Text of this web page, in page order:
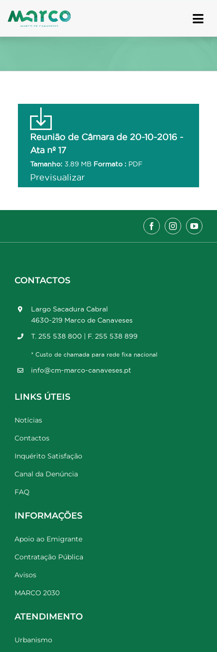
to
Reunião de Câmara de 20-10-2016 -
Ata nº 17
Tamanho: 3.89 MB Formato : PDF
Previsualizar
CONTACTOS
Largo Sacadura Cabral
4630-219 Marco de Canaveses
T. 255 538 800 | F. 255 538 899
* Custo de chamada para rede fixa nacional
info@cm-marco-canaveses.pt
LINKS ÚTEIS
Notícias
Contactos
Inquérito Satisfação
Canal da Denúncia
FAQ
INFORMAÇÕES
Apoio ao Emigrante
Contratação Pública
Avisos
MARCO 2030
ATENDIMENTO
Urbanismo